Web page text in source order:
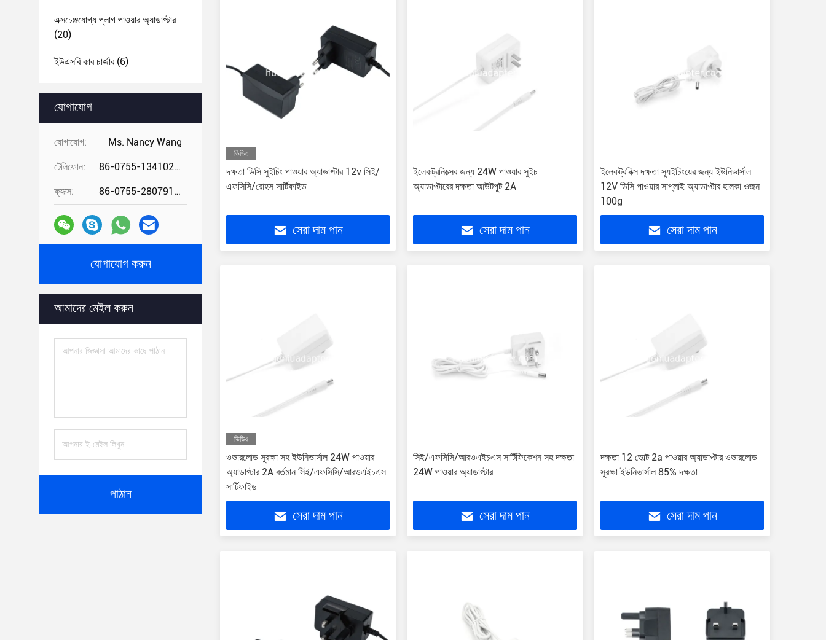
এক্সচেঞ্জযোগ্য প্লাগ পাওয়ার অ্যাডাপ্টার
(20)
ইউএসবি কার চার্জার(6)
যোগাযোগ
যোগাযোগ: Ms. Nancy Wang
টেলিফোন: 86-0755-13410274294
ফ্যাক্স: 86-0755-28079166
যোগাযোগ করুন
আমাদের মেইল ​​করুন
পাঠান
ভিডিও
দক্ষতা ডিসি সুইচিং পাওয়ার অ্যাডাপ্টার 12v সিই/
এফসিসি/রোহস সার্টিফাইড
সেরা দাম পান
ইলেকট্রনিক্সের জন্য 24W পাওয়ার সুইচ
অ্যাডাপ্টারের দক্ষতা আউটপুট 2A
সেরা দাম পান
ইলেকট্রনিক্স দক্ষতা স্যুইচিংয়ের জন্য ইউনিভার্সাল
12V ডিসি পাওয়ার সাপ্লাই অ্যাডাপ্টার হালকা ওজন
100g
সেরা দাম পান
ভিডিও
ওভারলোড সুরক্ষা সহ ইউনিভার্সাল 24W পাওয়ার
অ্যাডাপ্টার 2A বর্তমান সিই/এফসিসি/আরওএইচএস
সার্টিফাইড
সেরা দাম পান
সিই/এফসিসি/আরওএইচএস সার্টিফিকেশন সহ দক্ষতা
24W পাওয়ার অ্যাডাপ্টার
সেরা দাম পান
দক্ষতা 12 ভোল্ট 2a পাওয়ার অ্যাডাপ্টার ওভারলোড
সুরক্ষা ইউনিভার্সাল 85% দক্ষতা
সেরা দাম পান